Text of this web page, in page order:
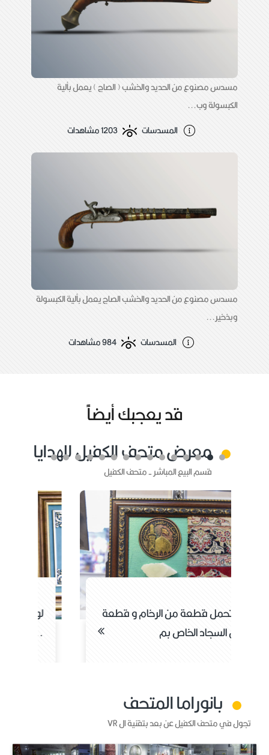
مسدس مصنوع من الحديد والخشب ( الصاج ) يعمل بألية
الكبسولة وب...
المسدسات
1203 مشاهدات
مسدس مصنوع من الحديد والخشب الصاج يعمل بألية الكبسولة
وبذخير...
المسدسات
984 مشاهدات
قد يعجبك أيضاًً
معرض متحف الكفيل للهدايا
قسم البيع المباشر - متحف الكفيل
لوحة تحمل قطعة من الرخام و قطعة
من السجاد الخاص بم...
بانوراما المتحف
تجول في متحف الكفيل عن بعد بتقنية ال VR